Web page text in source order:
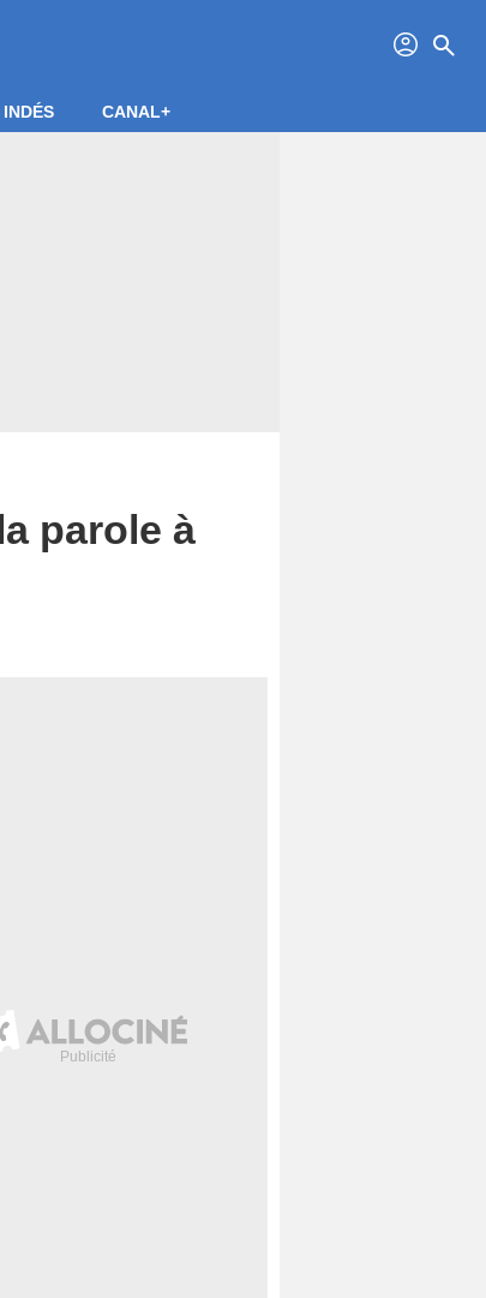
profil search
CANAL+
parole à